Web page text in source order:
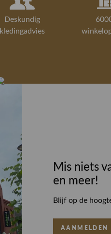
Deskundig
kledingadvies
Mis niets
en meer!
Blijf op de
AANMELDEN